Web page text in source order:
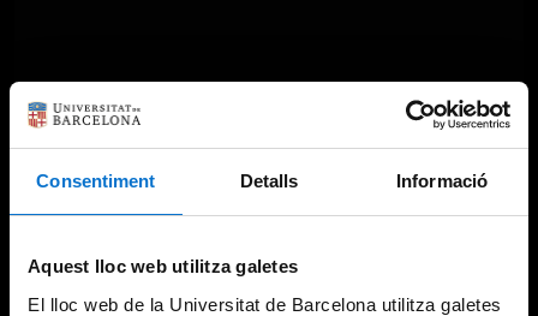
Consentiment Detalls Informació
Aquest lloc web utilitza galetes
El lloc web de la Universitat de Barcelona utilitza galetes